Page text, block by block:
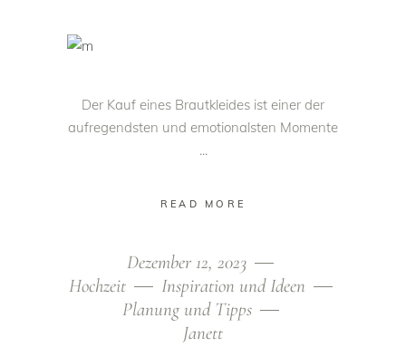
Der Kauf eines Brautkleides ist einer der
aufregendsten und emotionalsten Momente
READ MORE
Dezember 12, 2023
Hochzeit
Inspiration und Ideen
Planung und Tipps
Janett